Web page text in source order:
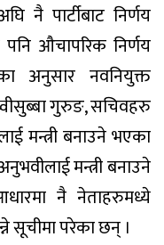
नै पार्टीबाट निर्णय
औचापरिक निर्णय
अनुसार नवनियुक्त
गुरुङ, सचिवहरु
मन्त्री बनाउने भएका
मन्त्री बनाउने
नै नेताहरुमध्ये
सूचीमा परेका छन् ।